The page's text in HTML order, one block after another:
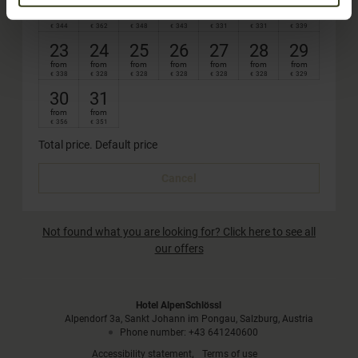
€ 344 € 362 € 348 € 343 € 331 € 331 € 339
23
from
€ 338
24
from
€ 328
25
from
€ 328
26
from
€ 328
27
from
€ 328
28
from
€ 328
29
from
€ 329
30
from
€ 356
31
from
€ 351
Total price . Default price
Not found what you are looking for? Click here to see all
our offers
Hotel AlpenSchlössl
Alpendorf 3a Sankt Johann im Pongau Salzburg Austria
Phone number: +43 641240600
Accessibility statement
Terms of use